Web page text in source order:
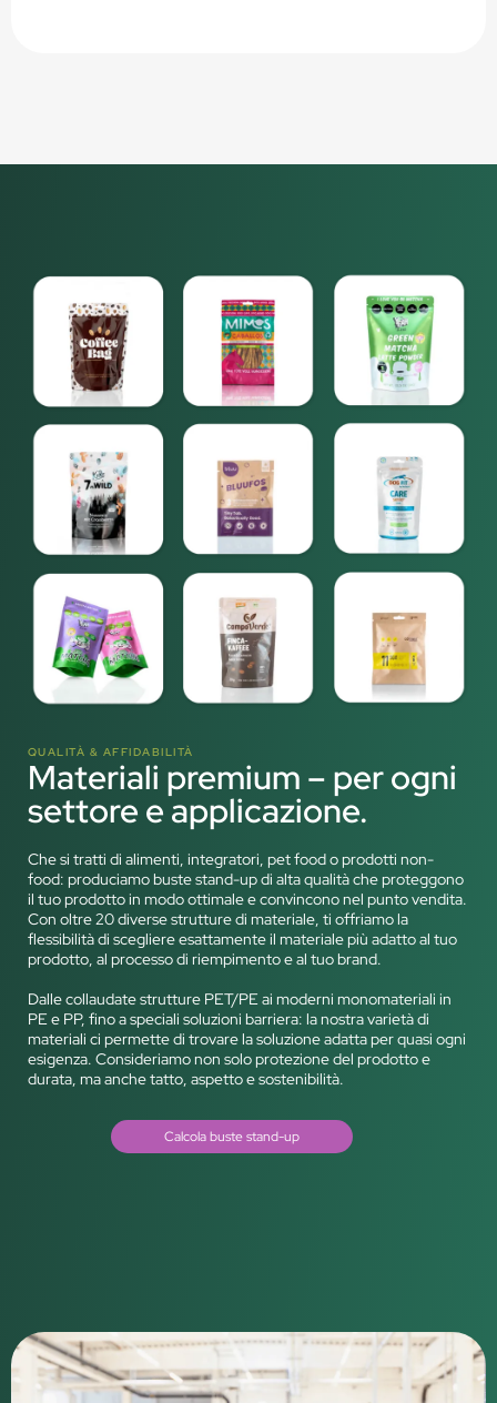
QUALITÀ & AFFIDABILITÀ
Materiali premium – per ogni
settore e applicazione.
Che si tratti di alimenti, integratori, pet food o prodotti non-
food: produciamo buste stand-up di alta qualità che proteggono
il tuo prodotto in modo ottimale e convincono nel punto vendita.
Con oltre 20 diverse strutture di materiale, ti offriamo la
flessibilità di scegliere esattamente il materiale più adatto al tuo
prodotto, al processo di riempimento e al tuo brand.
Dalle collaudate strutture PET/PE ai moderni monomateriali in
PE e PP, fino a speciali soluzioni barriera: la nostra varietà di
materiali ci permette di trovare la soluzione adatta per quasi ogni
esigenza. Consideriamo non solo protezione del prodotto e
durata, ma anche tatto, aspetto e sostenibilità.
Calcola buste stand-up